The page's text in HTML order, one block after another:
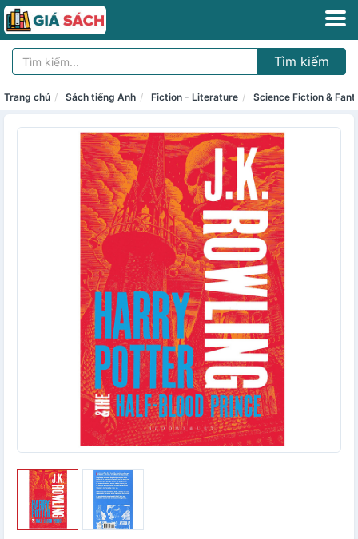
Tìm kiếm
Trang chủ Sách tiếng Anh Fiction - Literature Science Fiction &